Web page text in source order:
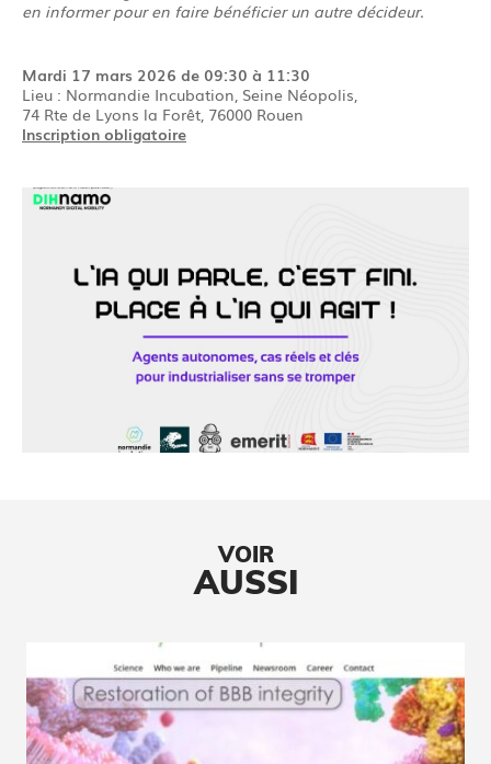
en informer pour en faire bénéficier un autre décideur.
Mardi 17 mars 2026 de 09:30 à 11:30
Lieu : Normandie Incubation, Seine Néopolis,
74 Rte de Lyons la Forêt, 76000 Rouen
Inscription obligatoire
VOIR
AUSSI